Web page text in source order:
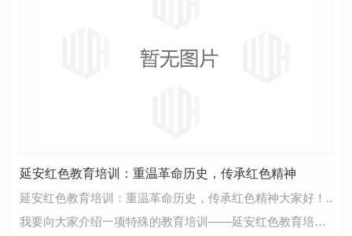
延安红色教育培训：重温革命历史，传承红色精神
延安红色教育培训：重温革命历史，传承红色精神大家好！..
我要向大家介绍一项特殊的教育培训——延安红色教育培